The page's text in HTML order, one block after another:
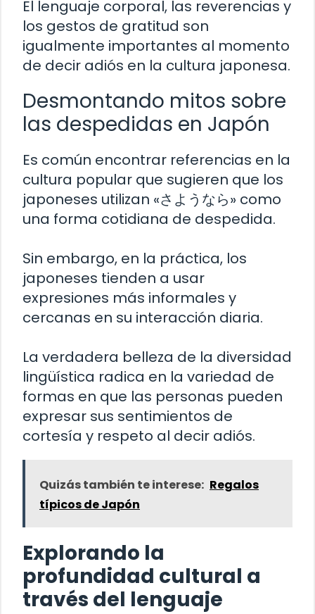
El lenguaje corporal, las reverencias y
los gestos de gratitud son
igualmente importantes al momento
de decir adiós en la cultura japonesa.
Desmontando mitos sobre
las despedidas en Japón
Es común encontrar referencias en la
cultura popular que sugieren que los
japoneses utilizan «さようなら» como
una forma cotidiana de despedida.
Sin embargo, en la práctica, los
japoneses tienden a usar
expresiones más informales y
cercanas en su interacción diaria.
La verdadera belleza de la diversidad
lingüística radica en la variedad de
formas en que las personas pueden
expresar sus sentimientos de
cortesía y respeto al decir adiós.
Quizás también te interese: Regalos
típicos de Japón
Explorando la
profundidad cultural a
través del lenguaje